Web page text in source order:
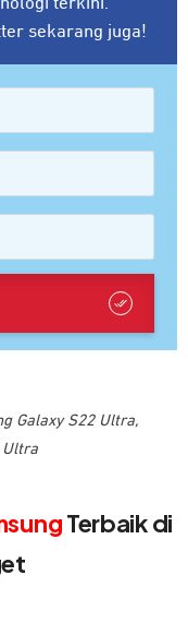
terkini.
sekarang juga!
Galaxy S22 Ultra,
Ultra
Terbaik di